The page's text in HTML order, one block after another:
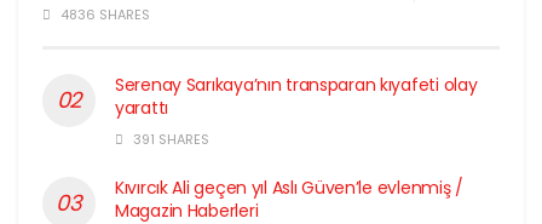
4836 SHARES
Serenay Sarıkaya’nın transparan kıyafeti olay
yarattı
391 SHARES
Kıvırcık Ali geçen yıl Aslı Güven’le evlenmiş /
Magazin Haberleri